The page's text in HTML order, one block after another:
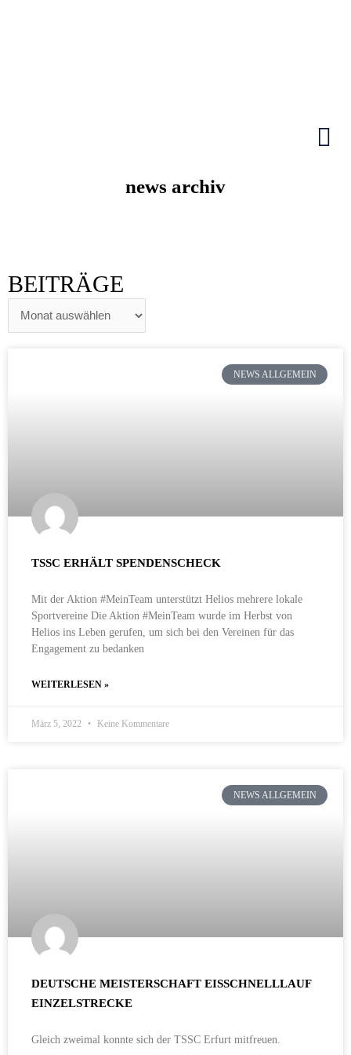
news archiv
BEITRÄGE
BEITRÄGE
NEWS ALLGEMEIN
TSSC ERHÄLT SPENDENSCHECK
Mit der Aktion #MeinTeam unterstützt Helios mehrere lokale
Sportvereine Die Aktion #MeinTeam wurde im Herbst von
Helios ins Leben gerufen, um sich bei den Vereinen für das
Engagement zu bedanken
WEITERLESEN »
März 5, 2022 Keine Kommentare
NEWS ALLGEMEIN
DEUTSCHE MEISTERSCHAFT EISSCHNELLLAUF
EINZELSTRECKE
Gleich zweimal konnte sich der TSSC Erfurt mitfreuen.